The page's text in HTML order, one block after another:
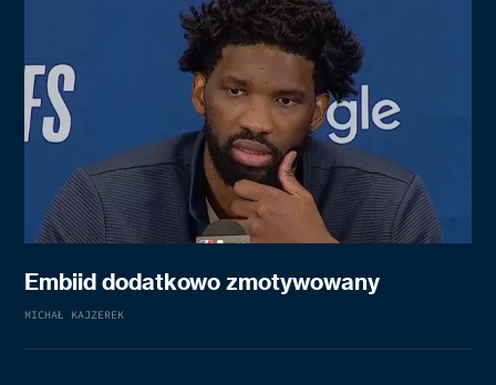
Embiid dodatkowo zmotywowany
MICHAŁ KAJZEREK